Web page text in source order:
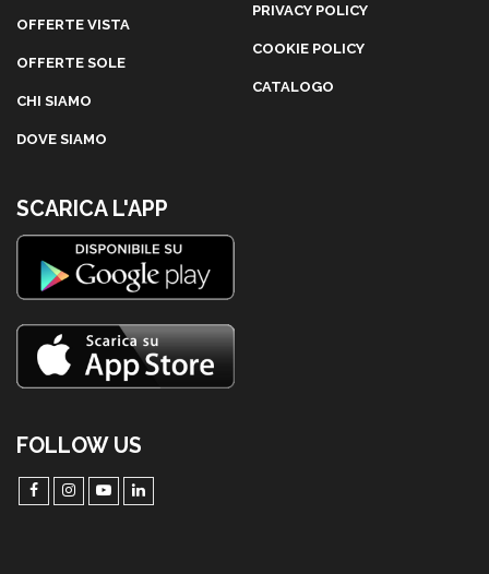
OFFERTE VISTA
OFFERTE SOLE
CHI SIAMO
DOVE SIAMO
PRIVACY POLICY
COOKIE POLICY
CATALOGO
SCARICA L'APP
FOLLOW US